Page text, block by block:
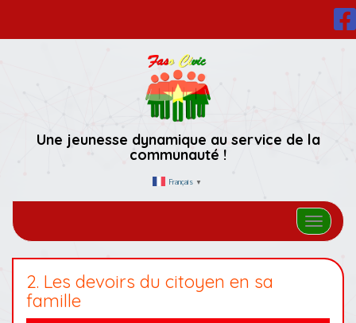
Une jeunesse dynamique au service de la
communauté !
Français ▼
Afficher/
2. Les devoirs du citoyen en sa
famille